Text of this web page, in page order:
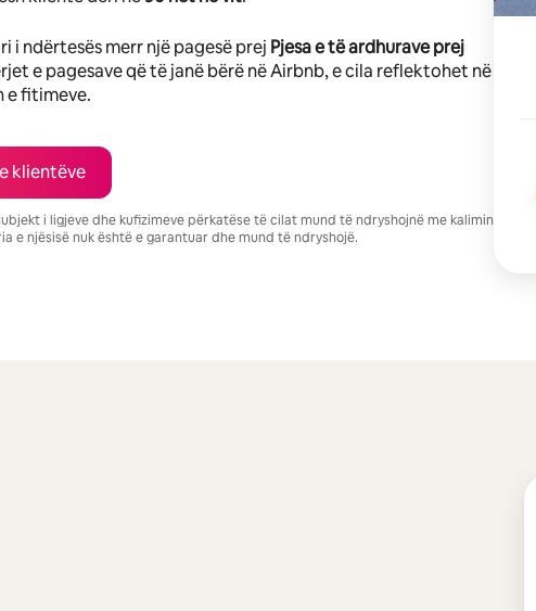
i ndërtesës merr një pagesë prej Pjesa e të ardhurave prej
e pagesave që të janë bërë në Airbnb, e cila reflektohet në
e fitimeve.
klientëve
i ligjeve dhe kufizimeve përkatëse të cilat mund të ndryshojnë me kalimin
e njësisë nuk është e garantuar dhe mund të ndryshojë.